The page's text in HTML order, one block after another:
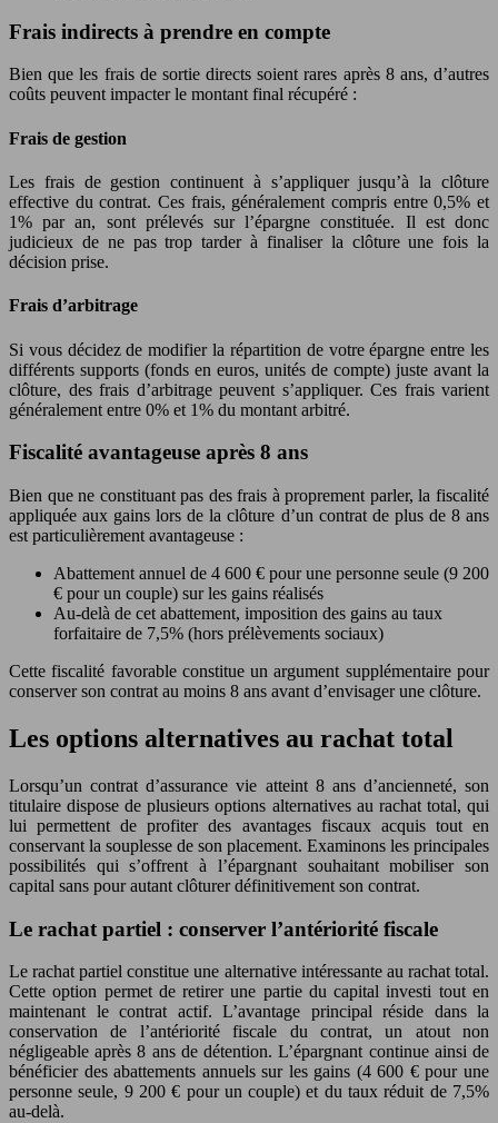
Frais indirects à prendre en compte
Bien que les frais de sortie directs soient rares après 8 ans, d’autres
coûts peuvent impacter le montant final récupéré :
Frais de gestion
Les frais de gestion continuent à s’appliquer jusqu’à la clôture
effective du contrat. Ces frais, généralement compris entre 0,5% et
1% par an, sont prélevés sur l’épargne constituée. Il est donc
judicieux de ne pas trop tarder à finaliser la clôture une fois la
décision prise.
Frais d’arbitrage
Si vous décidez de modifier la répartition de votre épargne entre les
différents supports (fonds en euros, unités de compte) juste avant la
clôture, des frais d’arbitrage peuvent s’appliquer. Ces frais varient
généralement entre 0% et 1% du montant arbitré.
Fiscalité avantageuse après 8 ans
Bien que ne constituant pas des frais à proprement parler, la fiscalité
appliquée aux gains lors de la clôture d’un contrat de plus de 8 ans
est particulièrement avantageuse :
Abattement annuel de 4 600 € pour une personne seule (9 200
€ pour un couple) sur les gains réalisés
Au-delà de cet abattement, imposition des gains au taux
forfaitaire de 7,5% (hors prélèvements sociaux)
Cette fiscalité favorable constitue un argument supplémentaire pour
conserver son contrat au moins 8 ans avant d’envisager une clôture.
Les options alternatives au rachat total
Lorsqu’un contrat d’assurance vie atteint 8 ans d’ancienneté, son
titulaire dispose de plusieurs options alternatives au rachat total, qui
lui permettent de profiter des avantages fiscaux acquis tout en
conservant la souplesse de son placement. Examinons les principales
possibilités qui s’offrent à l’épargnant souhaitant mobiliser son
capital sans pour autant clôturer définitivement son contrat.
Le rachat partiel : conserver l’antériorité fiscale
Le rachat partiel constitue une alternative intéressante au rachat total.
Cette option permet de retirer une partie du capital investi tout en
maintenant le contrat actif. L’avantage principal réside dans la
conservation de l’antériorité fiscale du contrat, un atout non
négligeable après 8 ans de détention. L’épargnant continue ainsi de
bénéficier des abattements annuels sur les gains (4 600 € pour une
personne seule, 9 200 € pour un couple) et du taux réduit de 7,5%
au-delà.